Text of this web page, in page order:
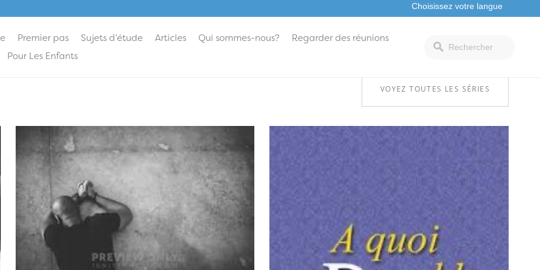
Premier pas Sujets d’étude Articles Qui sommes-nous?
Regarder des réunions
Pour Les Enfants
VOYEZ TOUTES LES SÉRIES